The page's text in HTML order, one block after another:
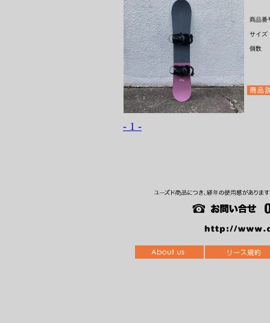
商品番
サイズ
個数
- 1 -